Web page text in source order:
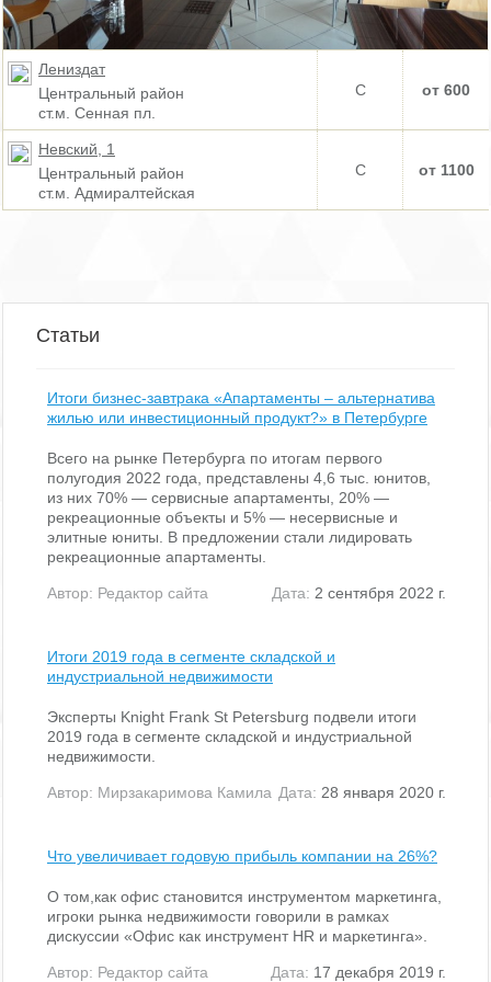
Центральный район
ст.м. Гостиный Двор
C от 700
Лениздат
Центральный район
ст.м. Сенная пл.
C от 600
Невский, 1
Центральный район
ст.м. Адмиралтейская
C от 1100
Статьи
Итоги бизнес-завтрака «Апартаменты – альтернатива
жилью или инвестиционный продукт?» в Петербурге
Всего на рынке Петербурга по итогам первого
полугодия 2022 года, представлены 4,6 тыс. юнитов,
из них 70% — сервисные апартаменты, 20% —
рекреационные объекты и 5% — несервисные и
элитные юниты. В предложении стали лидировать
рекреационные апартаменты.
Автор: Редактор сайта Дата: 2 сентября 2022 г.
Итоги 2019 года в сегменте складской и
индустриальной недвижимости
Эксперты Knight Frank St Petersburg подвели итоги
2019 года в сегменте складской и индустриальной
недвижимости.
Автор: Мирзакаримова Камила Дата: 28 января 2020 г.
Что увеличивает годовую прибыль компании на 26%?
О том,как офис становится инструментом маркетинга,
игроки рынка недвижимости говорили в рамках
дискуссии «Офис как инструмент HR и маркетинга».
Автор: Редактор сайта Дата: 17 декабря 2019 г.